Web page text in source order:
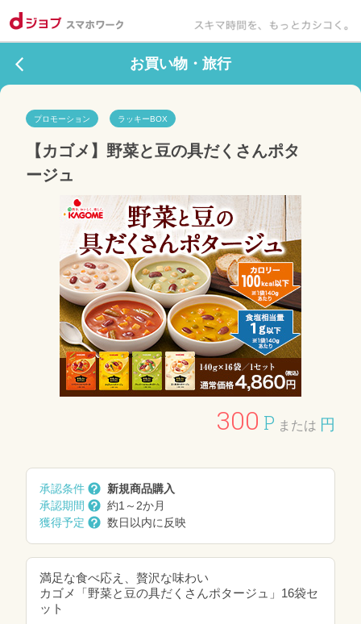
お買い物・旅行
プロモーション ラッキーBOX
【カゴメ】野菜と豆の具だくさんポタ
ージュ
300 P または 円
承認条件
新規商品購入
承認期間
約1～2か月
獲得予定
数日以内に反映
満足な食べ応え、贅沢な味わい
カゴメ「野菜と豆の具だくさんポタージュ」16袋セ
ット